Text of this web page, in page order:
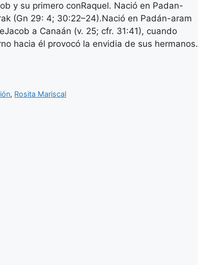
y su primero conRaquel. Nació en Padan-
(Gn 29: 4; 30:22–24).Nació en Padán-aram
a Canaán (v. 25; cfr. 31:41), cuando
hacia él provocó la envidia de sus hermanos.
, Rosita Mariscal